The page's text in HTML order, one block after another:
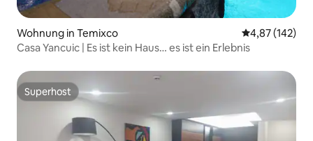
Wohnung in Temixco
4,87 (142)
Casa Yancuic | Es ist kein Haus… es ist ein Erlebnis
Superhost
Superhost